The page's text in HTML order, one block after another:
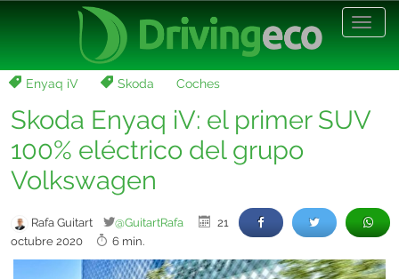
Enyaq iV Skoda Coches
Skoda Enyaq iV: el primer SUV
100% eléctrico del grupo
Volkswagen
Rafa Guitart @GuitartRafa
21
octubre 2020
6 min.